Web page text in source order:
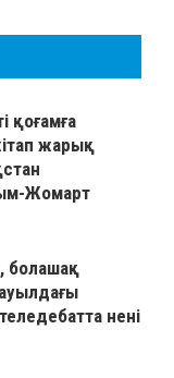
қоғамға
жарық
Жомарт
болашақ
нені